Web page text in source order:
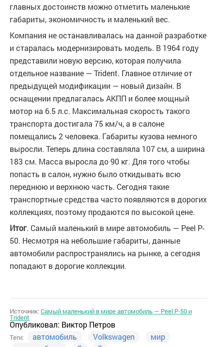
главных достоинств можно отметить маленькие
габариты, экономичность и маленький вес.
Компания не останавливалась на данной разработке
и старалась модернизировать модель. В 1964 году
представили новую версию, которая получила
отдельное название — Trident. Главное отличие от
предыдущей модификации — новый дизайн. В
оснащении предлагалась АКПП и более мощный
мотор на 6.5 л.с. Максимальная скорость такого
транспорта достигала 75 км/ч, а в салоне
помещались 2 человека. Габариты кузова немного
выросли. Теперь длина составляла 107 см, а ширина
183 см. Масса выросла до 90 кг. Для того чтобы
попасть в салон, нужно было откидывать всю
переднюю и верхнюю часть. Сегодня такие
транспортные средства часто появляются в дорогих
коллекциях, поэтому продаются по высокой цене.
Итог. Самый маленький в мире автомобиль — Peel P-
50. Несмотря на небольшие габариты, данные
автомобили распространялись на рынке, а сегодня
попадают в дорогие коллекции.
Источник:Самый маленький в мире автомобиль — Peel P-50 и
Trident
Опубликовал: Виктор Петров
Теги: автомобиль Volkswagen
мир